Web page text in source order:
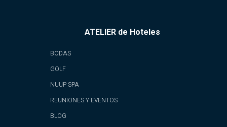
ATELIER de Hoteles
BODAS
GOLF
NUUP SPA
REUNIONES Y EVENTOS
BLOG